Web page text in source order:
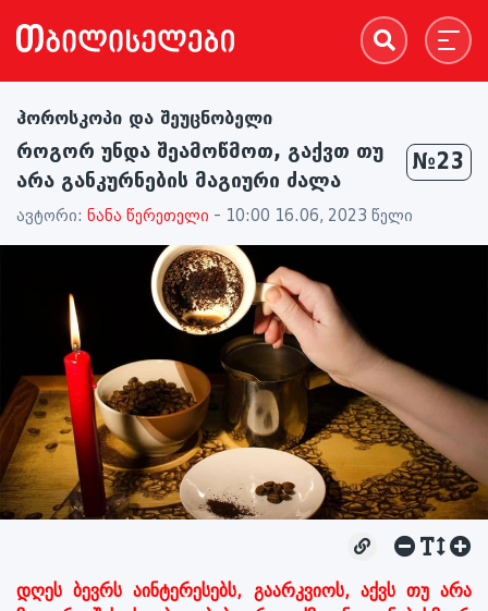
ჰოროსკოპი და შეუცნობელი
როგორ უნდა შეამოწმოთ, გაქვთ თუ
არა განკურნების მაგიური ძალა
№23
ავტორი: ნანა წერეთელი - 10:00 16.06, 2023 წელი
დღეს ბევრს აინტერესებს, გაარკვიოს, აქვს თუ არა